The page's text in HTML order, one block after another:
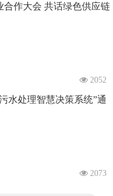
合作大会 共话绿色供应链
2052
水处理智慧决策系统”通
2073